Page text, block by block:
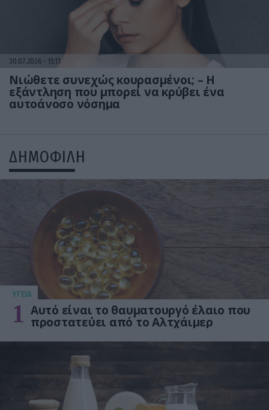
30.07.2026 15:11
Νιώθετε συνεχώς κουρασμένοι; – Η
εξάντληση που μπορεί να κρύβει ένα
αυτοάνοσο νόσημα
ΔΗΜΟΦΙΛΗ
ΥΓΕΙΑ
1 Αυτό είναι το θαυματουργό έλαιο που
προστατεύει από το Αλτχάιμερ